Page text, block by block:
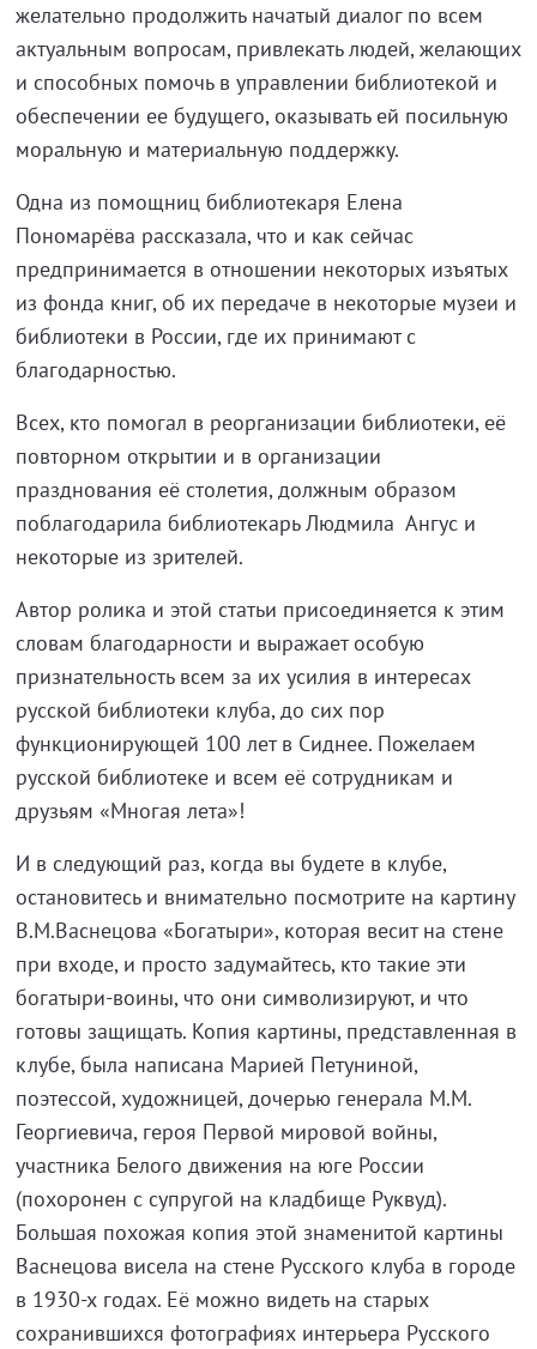
желательно продолжить начатый диалог по всем
актуальным вопросам, привлекать людей, желающих
и способных помочь в управлении библиотекой и
обеспечении ее будущего, оказывать ей посильную
моральную и материальную поддержку.
Одна из помощниц библиотекаря Елена
Пономарёва рассказала, что и как сейчас
предпринимается в отношении некоторых изъятых
из фонда книг, об их передаче в некоторые музеи и
библиотеки в России, где их принимают с
благодарностью.
Всех, кто помогал в реорганизации библиотеки, её
повторном открытии и в организации
празднования её столетия, должным образом
поблагодарила библиотекарь Людмила Ангус и
некоторые из зрителей.
Автор ролика и этой статьи присоединяется к этим
словам благодарности и выражает особую
признательность всем за их усилия в интересах
русской библиотеки клуба, до сих пор
функционирующей 100 лет в Сиднее. Пожелаем
русской библиотеке и всем её сотрудникам и
друзьям «Многая лета»!
И в следующий раз, когда вы будете в клубе,
остановитесь и внимательно посмотрите на картину
В.М.Васнецова «Богатыри», которая весит на стене
при входе, и просто задумайтесь, кто такие эти
богатыри-воины, что они символизируют, и что
готовы защищать. Копия картины, представленная в
клубе, была написана Марией Петуниной,
поэтессой, художницей, дочерью генерала М.М.
Георгиевича, героя Первой мировой войны,
участника Белого движения на юге России
(похоронен с супругой на кладбище Руквуд).
Большая похожая копия этой знаменитой картины
Васнецова висела на стене Русского клуба в городе
в 1930-х годах. Её можно видеть на старых
сохранившихся фотографиях интерьера Русского